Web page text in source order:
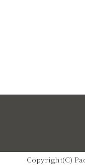
Copyright(C)